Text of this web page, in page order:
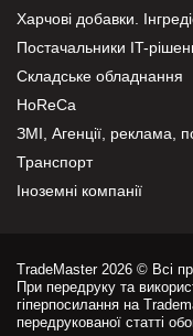
Харчові добавки.
Постачальники IT-
Складське обладнання
HoReCa
ЗМІ, Агенції, реклама,
Транспорт
Іноземні компанії
TradeMaster 2026 © Всі
При передруку та
гіперпосилання на
передрукованої статті